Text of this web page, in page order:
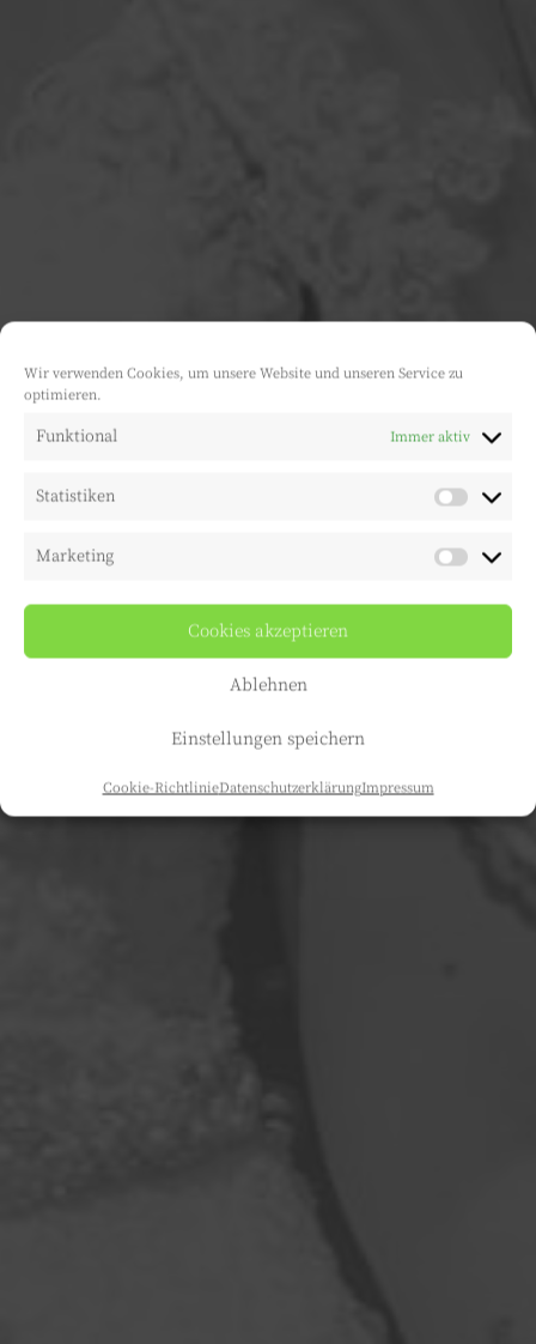
Wir verwenden Cookies, um unsere Website und unseren Service zu
optimieren.
Funktional Immer aktiv
Statistiken
Marketing
Cookies akzeptieren
Ablehnen
Einstellungen speichern
Cookie-RichtlinieDatenschutzerklärungImpressum